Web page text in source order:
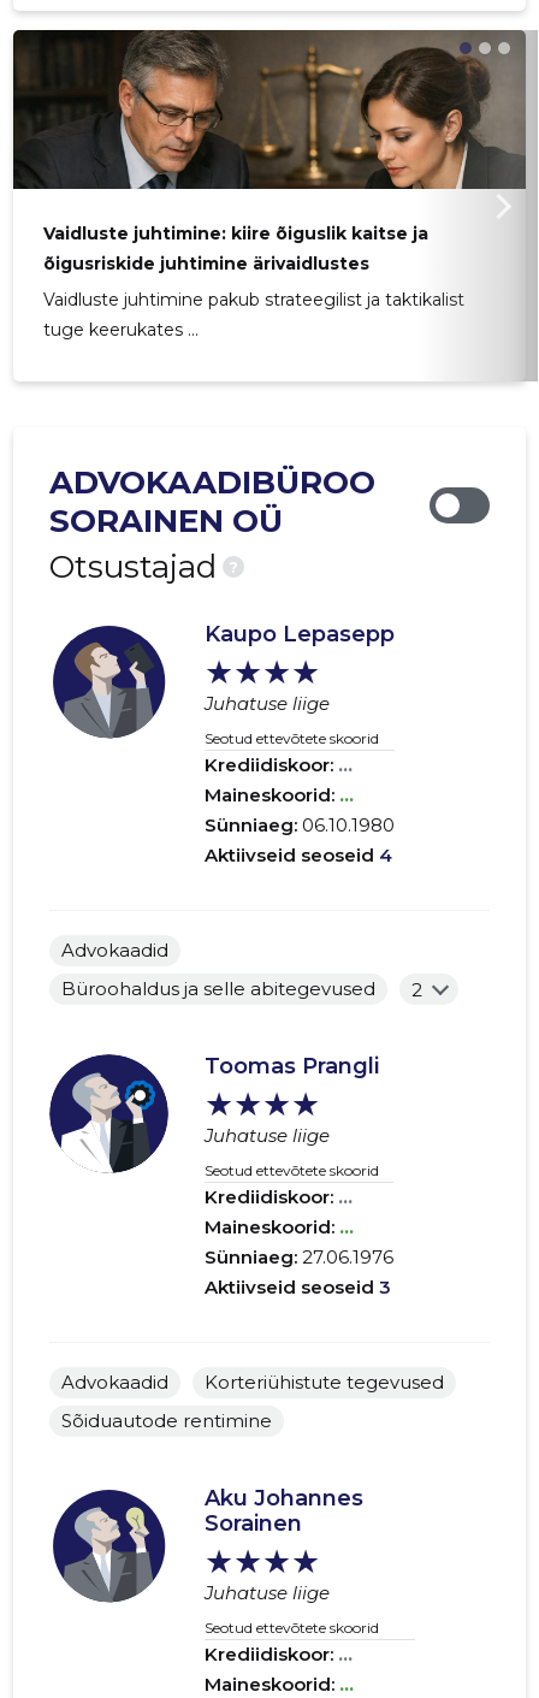
Vaidluste juhtimine: kiire õiguslik kaitse ja
õigusriskide juhtimine ärivaidlustes
Vaidluste juhtimine pakub strateegilist ja taktikalist
tuge keerukates ...
ADVOKAADIBÜROO
SORAINEN OÜ
Otsustajad
?
Kaupo Lepasepp
★★★★
Juhatuse liige
Seotud ettevõtete skoorid
Krediidiskoor: ...
Maineskoorid: ...
Sünniaeg:06.10.1980
Aktiivseid seoseid 4
Advokaadid
Büroohaldus ja selle abitegevused
2
Toomas Prangli
★★★★
Juhatuse liige
Seotud ettevõtete skoorid
Krediidiskoor: ...
Maineskoorid: ...
Sünniaeg:27.06.1976
Aktiivseid seoseid 3
Advokaadid
Korteriühistute tegevused
Sõiduautode rentimine
Aku Johannes
Sorainen
★★★★
Juhatuse liige
Seotud ettevõtete skoorid
Krediidiskoor: ...
Maineskoorid: ...